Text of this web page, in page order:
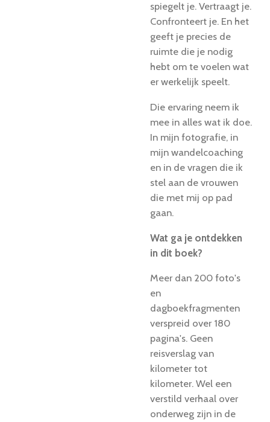
spiegelt je. Vertraagt je.
Confronteert je. En het
geeft je precies de
ruimte die je nodig
hebt om te voelen wat
er werkelijk speelt.
Die ervaring neem ik
mee in alles wat ik doe.
In mijn fotografie, in
mijn wandelcoaching
en in de vragen die ik
stel aan de vrouwen
die met mij op pad
gaan.
Wat ga je ontdekken
in dit boek?
Meer dan 200 foto's
en
dagboekfragmenten
verspreid over 180
pagina's. Geen
reisverslag van
kilometer tot
kilometer. Wel een
verstild verhaal over
onderweg zijn in de